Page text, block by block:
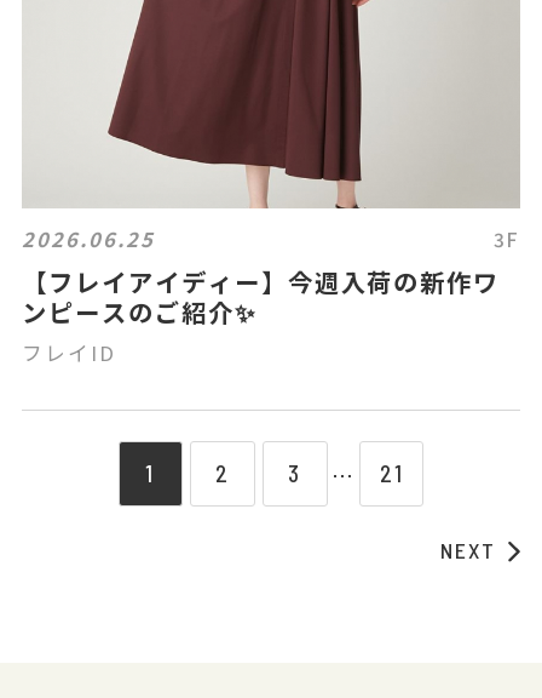
2026.06.25 3F
【フレイアイディー】今週入荷の新作ワ
ンピースのご紹介✨
フレイID
1 2 3 ⋯ 21
NEXT